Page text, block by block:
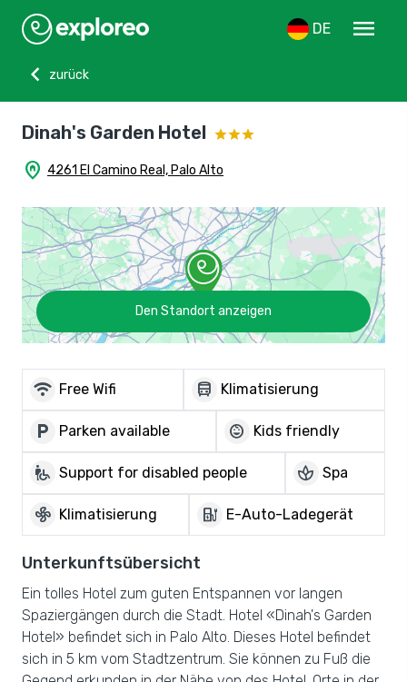
DE
menu
chevron_left
zurück
Dinah's Garden Hotel
home_pin 4261 El Camino Real, Palo Alto
Den Standort anzeigen
wifi Free Wifi directions_bus Klimatisierung
local_parking Parken available child_care Kids friendly
wheelchair_pickup Support for disabled people spa Spa
mode_fan Klimatisierung ev_charger E-Auto-Ladegerät
Unterkunftsübersicht
Ein tolles Hotel zum guten Entspannen vor langen
Spaziergängen durch die Stadt. Hotel «Dinah's Garden
Hotel» befindet sich in Palo Alto. Dieses Hotel befindet
sich in 5 km vom Stadtzentrum. Sie können zu Fuß die